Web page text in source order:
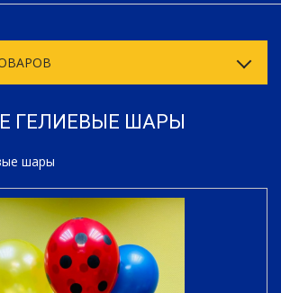
ГЕЛИЕВЫЕ ШАРЫ
шары